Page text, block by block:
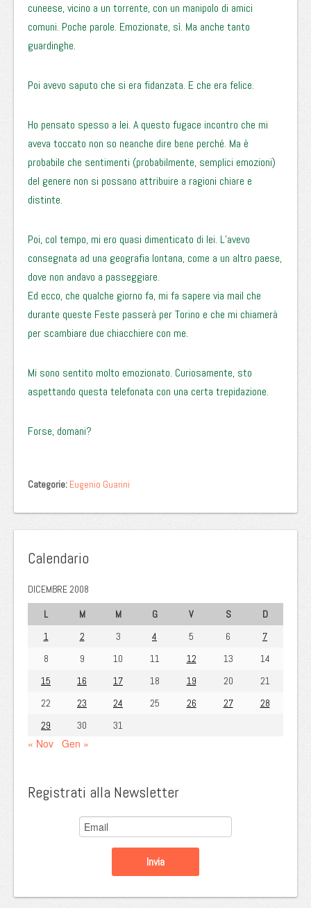
cuneese, vicino a un torrente, con un manipolo di amici
comuni. Poche parole. Emozionate, sì. Ma anche tanto
guardinghe.
Poi avevo saputo che si era fidanzata. E che era felice.
Ho pensato spesso a lei. A questo fugace incontro che mi
aveva toccato non so neanche dire bene perché. Ma è
probabile che sentimenti (probabilmente, semplici emozioni)
del genere non si possano attribuire a ragioni chiare e
distinte.
Poi, col tempo, mi ero quasi dimenticato di lei. L’avevo
consegnata ad una geografia lontana, come a un altro paese,
dove non andavo a passeggiare.
Ed ecco, che qualche giorno fa, mi fa sapere via mail che
durante queste Feste passerà per Torino e che mi chiamerà
per scambiare due chiacchiere con me.
Mi sono sentito molto emozionato. Curiosamente, sto
aspettando questa telefonata con una certa trepidazione.
Forse, domani?
Categorie: Eugenio Guarini
Calendario
DICEMBRE 2008
L
M M G V S
D
1
2 3 4 5 6
7
8
9 10 11 12 13
14
15
16 17 18 19 20
21
22
23 24 25 26 27
28
29
30 31
« Nov Gen »
Registrati alla Newsletter